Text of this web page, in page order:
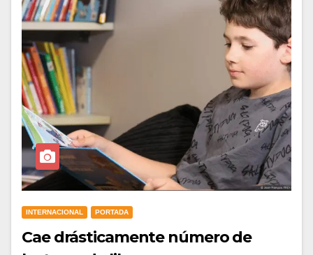
INTERNACIONAL PORTADA
Cae drásticamente número de